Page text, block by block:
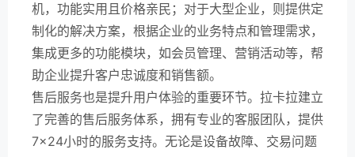
机，功能实用且价格亲民；对于大型企业，则提供定
制化的解决方案，根据企业的业务特点和管理需求，
集成更多的功能模块，如会员管理、营销活动等，帮
助企业提升客户忠诚度和销售额。
售后服务也是提升用户体验的重要环节。拉卡拉建立
了完善的售后服务体系，拥有专业的客服团队，提供
7×24小时的服务支持。无论是设备故障、交易问题